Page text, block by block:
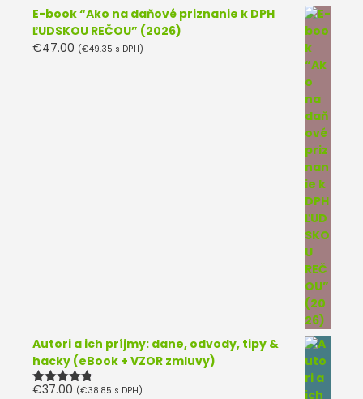
E-book “Ako na daňové priznanie k DPH
ĽUDSKOU REČOU” (2026)
€47.00 (€49.35 s DPH)
Autori a ich príjmy: dane, odvody, tipy &
hacky (eBook + VZOR zmluvy)
Hodnotenie
€37.00 (€38.85 s DPH)